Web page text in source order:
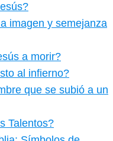
imagen y semejanza
a morir?
al infierno?
que se subió a un
Talentos?